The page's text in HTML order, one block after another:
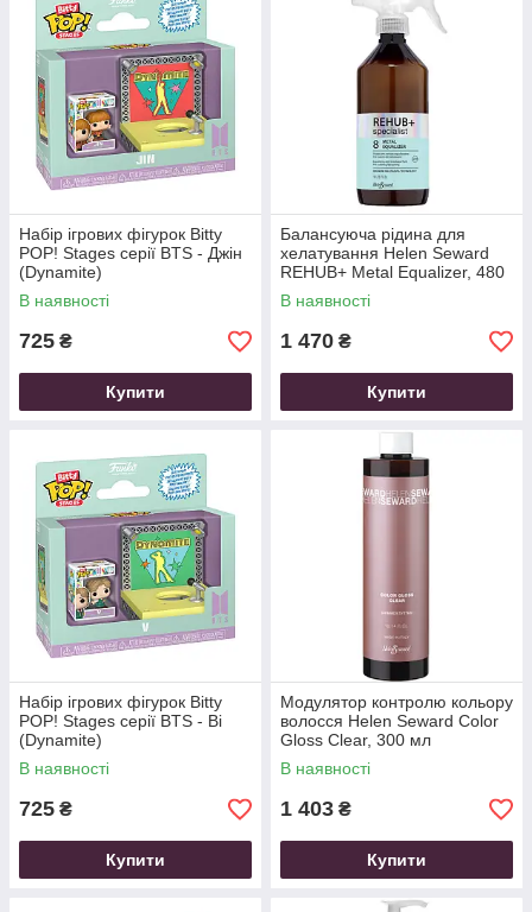
Набір ігрових фігурок Bitty
POP! Stages серії BTS - Джін
(Dynamite)
В наявності
725 ₴
Купити
Балансуюча рідина для
хелатування Helen Seward
REHUB+ Metal Equalizer, 480
мл
В наявності
1 470 ₴
Купити
Набір ігрових фігурок Bitty
POP! Stages серії BTS - Ві
(Dynamite)
В наявності
725 ₴
Купити
Модулятор контролю кольору
волосся Helen Seward Color
Gloss Clear, 300 мл
В наявності
1 403 ₴
Купити